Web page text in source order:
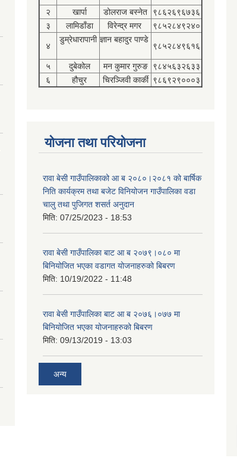
२ खार्पा डोलराज बस्नेत
९८६२६९६७३६
३
लामिडाँडा विरेन्द्र मगर ९८५२८४९२४०
४
डुम्रेधारापानी ज्ञान बहादुर पाण्डे
९८५२८४९६१६
५ दुबेकोल मन कुमार गुरुङ ९८४५६३२६३३
६
हौचुर चिरञ्जिवी कार्की ९८६९२९०००३
योजना तथा परियोजना
रावा बेसी गाउँपालिकाको आ ब २०८०।२०८१ को बार्षिक
निति कार्यक्रम तथा बजेट विनियोजन गाउँपालिका वडा
चालु तथा पुजिगत शसर्त अनुदान
मिति: 07/25/2023 - 18:53
रावा बेसी गाउँपालिका बाट आ ब २०७९।०८० मा
बिनियोजित भएका वडागत योजनाहरुको बिबरण
मिति: 10/19/2022 - 11:48
रावा बेसी गाउँपालिका बाट आ ब २०७६।०७७ मा
बिनियोजित भएका योजनाहरुको बिबरण
मिति: 09/13/2019 - 13:03
अन्य